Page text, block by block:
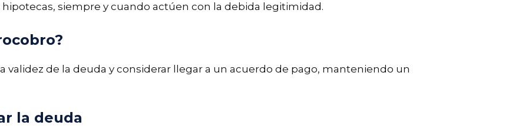
siempre y cuando actúen con la debida legitimidad.
validez de la deuda y considerar llegar a un acuerdo de pago, manteniendo un
la deuda